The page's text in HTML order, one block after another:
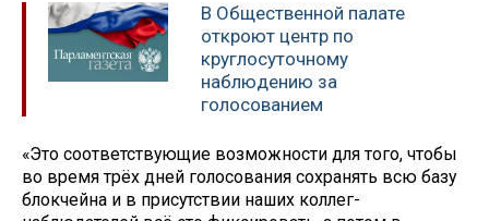
В Общественной палате
откроют центр по
круглосуточному
наблюдению за
голосованием
«Это соответствующие возможности для того, чтобы
во время трёх дней голосования сохранять всю базу
блокчейна и в присутствии наших коллег-